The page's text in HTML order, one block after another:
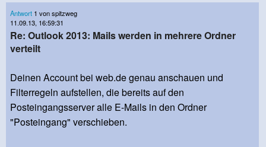
Antwort 1 von spitzweg
11.09.13, 16:59:31
Re: Outlook 2013: Mails werden in mehrere Ordner
verteilt
Deinen Account bei web.de genau anschauen und
Filterregeln aufstellen, die bereits auf den
Posteingangsserver alle E-Mails in den Ordner
"Posteingang" verschieben.